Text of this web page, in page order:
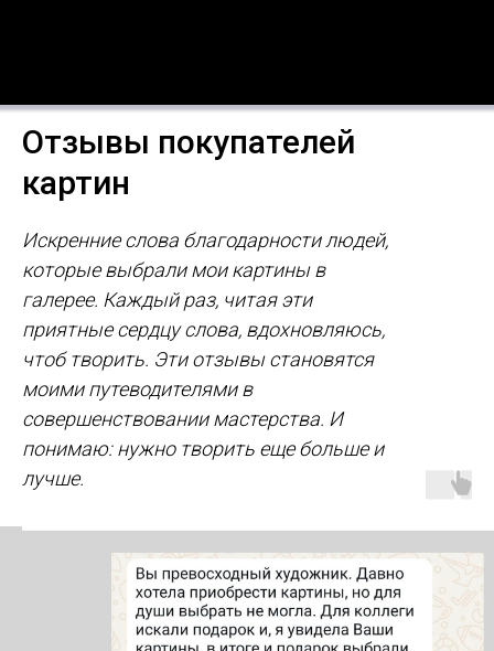
Отзывы покупателей
картин
Искренние слова благодарности людей,
которые выбрали мои картины в
галерее. Каждый раз, читая эти
приятные сердцу слова, вдохновляюсь,
чтоб творить. Эти отзывы становятся
моими путеводителями в
совершенствовании мастерства. И
понимаю: нужно творить еще больше и
лучше.